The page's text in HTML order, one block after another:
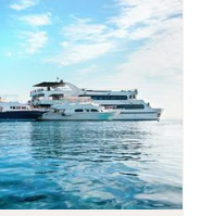
zuidelijk van
direct aan het
vliegveld van
mum van tijd met
je uit één van de
van je hotel. Alles
of een frisse salade
al zin in een